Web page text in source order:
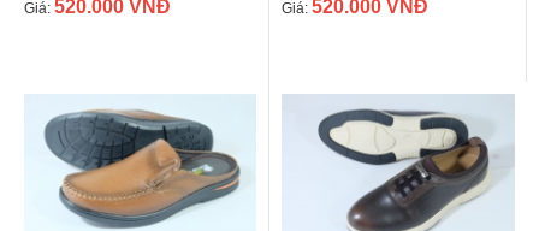
Giá: 520.000 VNĐ
Giá: 520.000 VNĐ